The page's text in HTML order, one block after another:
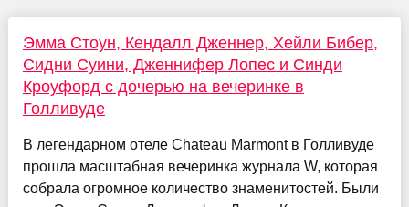
Эмма Стоун, Кендалл Дженнер, Хейли Бибер,
Сидни Суини, Дженнифер Лопес и Синди
Кроуфорд с дочерью на вечеринке в
Голливуде
В легендарном отеле Chateau Marmont в Голливуде
прошла масштабная вечеринка журнала W, которая
собрала огромное количество знаменитостей. Были